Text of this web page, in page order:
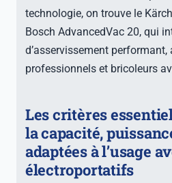
technologie, on trouve le
Bosch AdvancedVac 20, qui
d’asservissement performant,
professionnels et bricoleurs
Les critères
la capacité,
adaptées à l’usage
électroportatifs